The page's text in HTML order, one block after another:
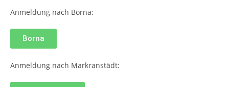
Anmeldung nach Borna:
Borna
Anmeldung nach Markranstädt: